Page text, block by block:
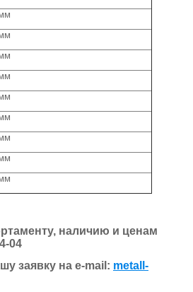
наличию и ценам
04
заявку на e-mail: metall-